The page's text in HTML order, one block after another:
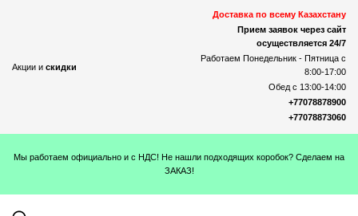
Акции и скидки
Доставка по всему Казахстану
Прием заявок через сайт
осуществляется 24/7
Работаем Понедельник - Пятница с
8:00-17:00
Обед с 13:00-14:00
+77078878900
+77078873060
Мы работаем официально и с НДС! Не нашли подходящих коробок? Сделаем на
ЗАКАЗ!